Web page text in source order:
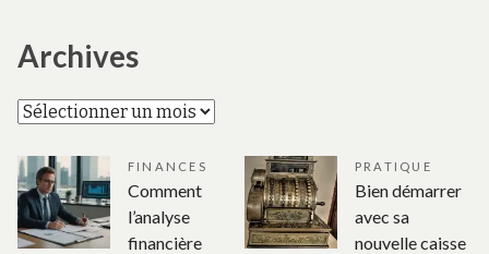
Archives
Archives
FINANCES
Comment
l’analyse
financière
PRATIQUE
Bien démarrer
avec sa
nouvelle caisse